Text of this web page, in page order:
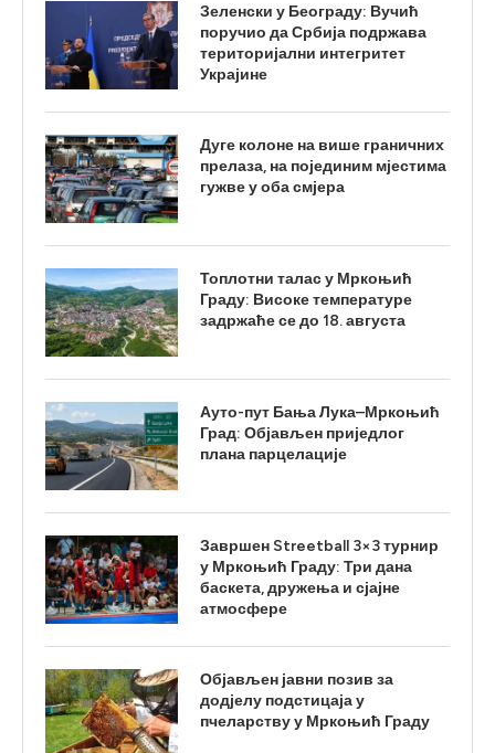
Зеленски у Београду: Вучић
поручио да Србија подржава
територијални интегритет
Украјине
Дуге колоне на више граничних
прелаза, на појединим мјестима
гужве у оба смјера
Топлотни талас у Мркоњић
Граду: Високе температуре
задржаће се до 18. августа
Ауто-пут Бања Лука–Мркоњић
Град: Објављен приједлог
плана парцелације
Завршен Streetball 3×3 турнир
у Мркоњић Граду: Три дана
баскета, дружења и сјајне
атмосфере
Објављен јавни позив за
додјелу подстицаја у
пчеларству у Мркоњић Граду